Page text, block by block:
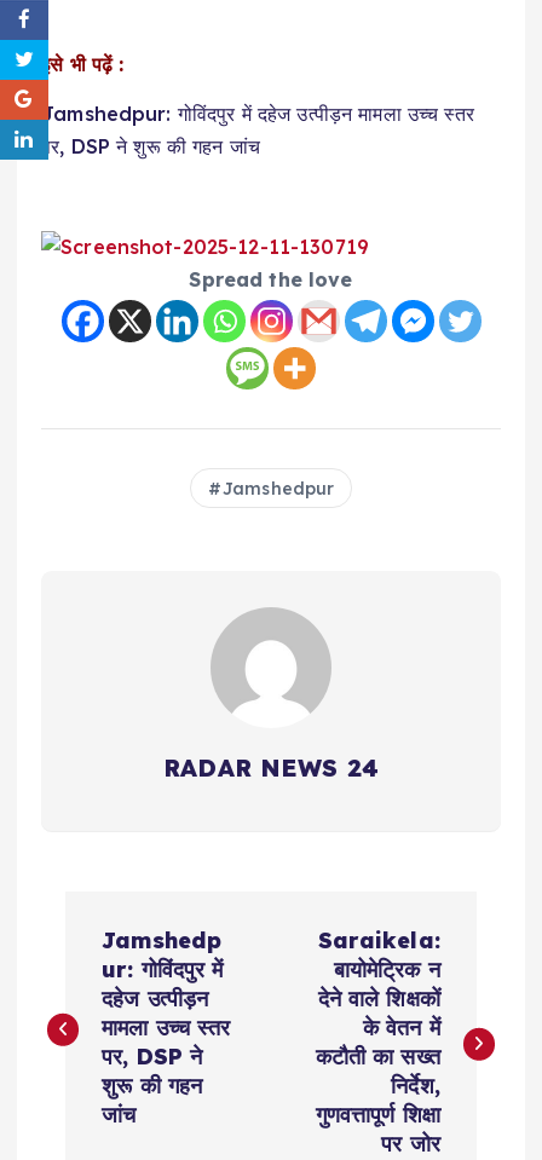
इसे भी पढ़ें :
Jamshedpur: गोविंदपुर में दहेज उत्पीड़न मामला उच्च स्तर
पर, DSP ने शुरू की गहन जांच
Spread the love
Jamshedpur
RADAR NEWS 24
s
Jamshedp
ur: गोविंदपुर में
दहेज उत्पीड़न
मामला उच्च स्तर
पर, DSP ने
शुरू की गहन
जांच
Saraikela:
बायोमेट्रिक न
देने वाले शिक्षकों
के वेतन में
कटौती का सख्त
निर्देश,
गुणवत्तापूर्ण शिक्षा
पर जोर